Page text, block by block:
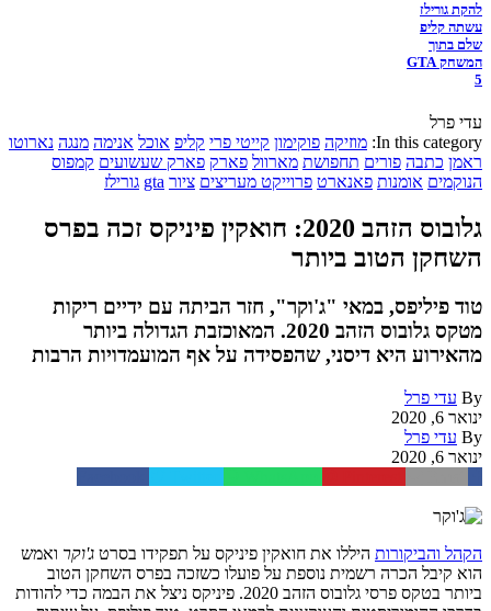
להקת גורילז
עשתה קליפ
שלם בתוך
המשחק GTA
5
עדי פרל
In this category: מוזיקה פוקימון קייטי פרי קליפ אוכל אנימה מנגה נארוטו
ראמן כתבה פורים תחפושת מארוול פארק פארק שעשועים קמפוס
הנוקמים אומנות פאנארט פרוייקט מעריצים ציור gta גורילז
גלובוס הזהב 2020: חואקין פיניקס זכה בפרס
השחקן הטוב ביותר
טוד פיליפס, במאי "ג'וקר", חזר הביתה עם ידיים ריקות
מטקס גלובוס הזהב 2020. המאוכזבת הגדולה ביותר
מהאירוע היא דיסני, שהפסידה על אף המועמדויות הרבות
By עדי פרל
ינואר 6, 2020
By עדי פרל
ינואר 6, 2020
הקהל והביקורות היללו את חואקין פיניקס על תפקידו בסרט ג'וקר ואמש
הוא קיבל הכרה רשמית נוספת על פועלו כשזכה בפרס השחקן הטוב
ביותר בטקס פרסי גלובוס הזהב 2020. פיניקס ניצל את הבמה כדי להודות